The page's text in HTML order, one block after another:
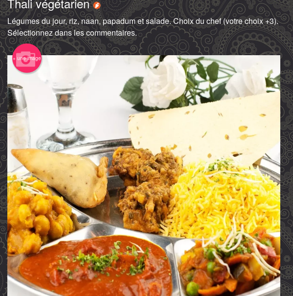
Murgh tandoori
$20.00
Légumes du jour, riz, naan, papadum et salade. Choix du chef (votre choix +3).
Sélectionnez dans les commentaires.
+ une image